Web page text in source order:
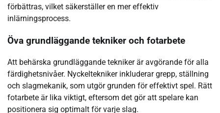
förbättras, vilket säkerställer en mer effektiv
inlärningsprocess.
Öva grundläggande tekniker och fotarbete
Att behärska grundläggande tekniker är avgörande för alla
färdighetsnivåer. Nyckeltekniker inkluderar grepp, ställning
och slagmekanik, som utgör grunden för effektivt spel. Rätt
fotarbete är lika viktigt, eftersom det gör att spelare kan
positionera sig optimalt för varje slag.